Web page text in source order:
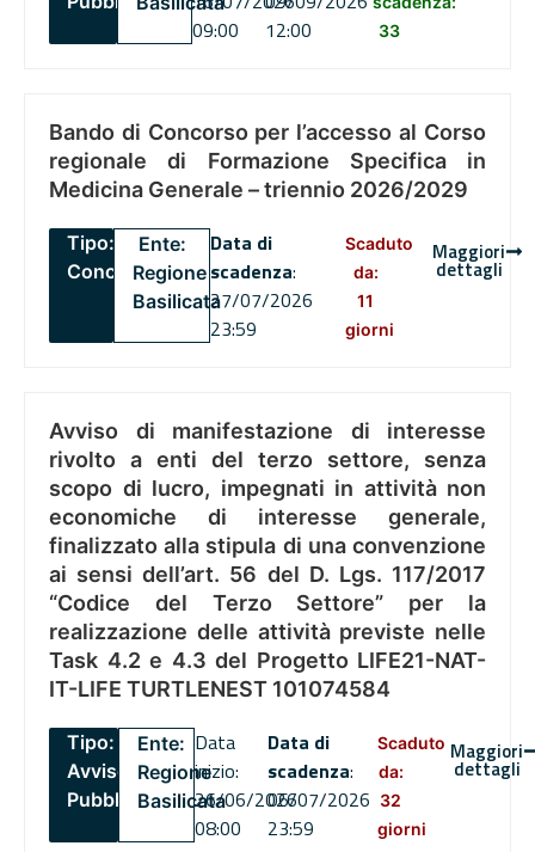
09:00
12:00
33
Bando di Concorso per l’accesso al Corso
regionale di Formazione Specifica in
Medicina Generale – triennio 2026/2029
Tipo:
Concorsi
Ente:
Regione
Basilicata
Data di
scadenza:
27/07/2026
23:59
Scaduto
da:
11
giorni
Maggiori
dettagli
Avviso di manifestazione di interesse
rivolto a enti del terzo settore, senza
scopo di lucro, impegnati in attività non
economiche di interesse generale,
finalizzato alla stipula di una convenzione
ai sensi dell’art. 56 del D. Lgs. 117/2017
“Codice del Terzo Settore” per la
realizzazione delle attività previste nelle
Task 4.2 e 4.3 del Progetto LIFE21-NAT-
IT-LIFE TURTLENEST 101074584
Tipo:
Avviso
Pubblico
Ente:
Regione
Basilicata
Data
inizio:
26/06/2026
08:00
Data di
scadenza:
06/07/2026
23:59
Scaduto
da:
32
giorni
Maggiori
dettagli